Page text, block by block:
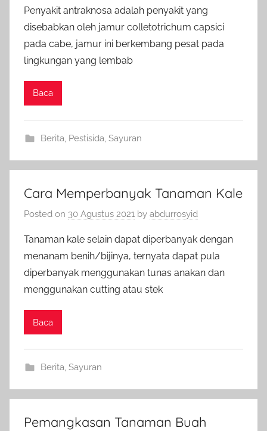
Penyakit antraknosa adalah penyakit yang
disebabkan oleh jamur colletotrichum capsici
pada cabe, jamur ini berkembang pesat pada
lingkungan yang lembab
Baca
Berita Pestisida Sayuran
Cara Memperbanyak Tanaman Kale
Posted on 30 Agustus 2021 by abdurrosyid
Tanaman kale selain dapat diperbanyak dengan
menanam benih/bijinya, ternyata dapat pula
diperbanyak menggunakan tunas anakan dan
menggunakan cutting atau stek
Baca
Berita, Sayuran
Pemangkasan Tanaman Buah